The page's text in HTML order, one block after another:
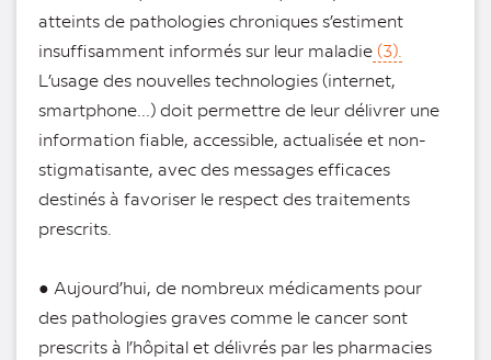
atteints de pathologies chroniques s’estiment
insuffisamment informés sur leur maladie(3).
L’usage des nouvelles technologies (internet,
smartphone...) doit permettre de leur délivrer une
information fiable, accessible, actualisée et non-
stigmatisante, avec des messages efficaces
destinés à favoriser le respect des traitements
prescrits.
● Aujourd’hui, de nombreux médicaments pour
des pathologies graves comme le cancer sont
prescrits à l’hôpital et délivrés par les pharmacies